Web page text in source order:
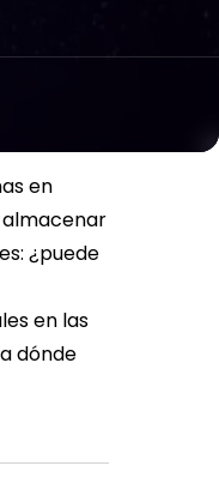
en
¿puede
en las
dónde